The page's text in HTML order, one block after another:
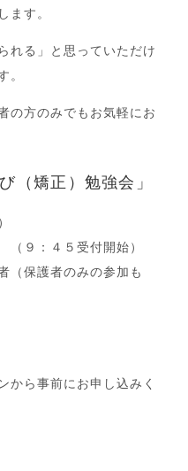
ます。
れる」と思っていただけ
。
の方のみでもお気軽にお
（矯正）勉強会」
９：４５受付開始）
（保護者のみの参加も
から事前にお申し込みく